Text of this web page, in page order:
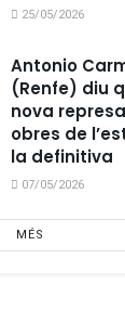
25/05/2026
Antonio
(Renfe) diu
nova
obres de
la definitiva
07/05/2026
MÉS